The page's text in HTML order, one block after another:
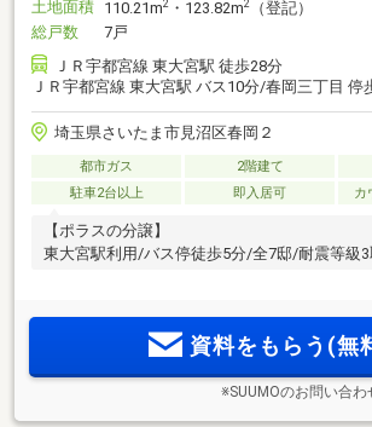
土地面積 110.21m2 ・123.82m2
（登記）
総戸数
7戸
ＪＲ宇都宮線 東大宮駅 徒歩28分
ＪＲ宇都宮線 東大宮駅 バス10分/春岡三丁目 停
埼玉県さいたま市見沼区春岡２
都市ガス 2階建て
駐車2台以上
即入居可 カ
【ポラスの分譲】
東大宮駅利用/バス停徒歩5分/全7邸/耐震等級
資料をもらう(無
※SUUMOのお問い合